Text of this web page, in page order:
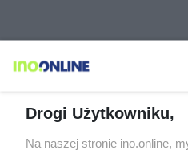
Drogi Użytkowniku,
Na naszej stronie ino.online,